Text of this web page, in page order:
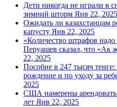
Дети никогда не играли
зимний шторм Янв 22, 2025
Ожидать ли казахстанцам
капусту Янв 22, 2025
«Количество штрафов
Перуашев сказал, что «Ак
22, 2025
Пособие в 247 тысяч
рождение и по уходу за
2025
США намерены арендовать
лет Янв 22, 2025